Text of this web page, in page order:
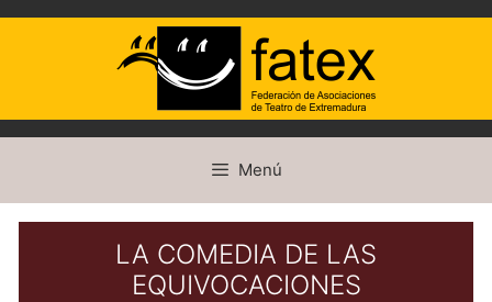
contenido
Menú
LA COMEDIA DE LAS
EQUIVOCACIONES